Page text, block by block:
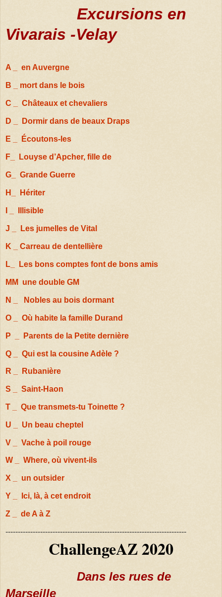
Excursions en
Vivarais -Velay
A _ en Auvergne
B _ mort dans le bois
C _ Châteaux et chevaliers
D _ Dormir dans de beaux Draps
E _ Écoutons-les
F_ Louyse d’Apcher, fille de
G_ Grande Guerre
H_ Hériter
I _ Illisible
J _ Les jumelles de Vital
K _ Carreau de dentellière
L_ Les bons comptes font de bons amis
MM une double GM
N _ Nobles au bois dormant
O _ Où habite la famille Durand
P _ Parents de la Petite dernière
Q _ Qui est la cousine Adèle ?
R _ Rubanière
S _ Saint-Haon
T _ Que transmets-tu Toinette ?
U _ Un beau cheptel
V _ Vache à poil rouge
W _ Where, où vivent-ils
X _ un outsider
Y _ Ici, là, à cet endroit
Z _ de A à Z
-------------------------------------------------------------------------
ChallengeAZ 2020
Dans les rues de
Marseille